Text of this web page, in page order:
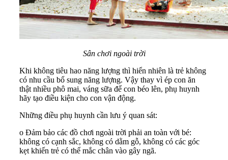
Sân chơi ngoài trời
Khi không tiêu hao năng lượng thì hiển nhiên là trẻ không
có nhu cầu bổ sung năng lượng. Vậy thay vì ép con ăn
thật nhiều phô mai, váng sữa để con béo lên, phụ huynh
hãy tạo điều kiện cho con vận động.
Những điều phụ huynh cần lưu ý quan sát:
o Đảm bảo các đồ chơi ngoài trời phải an toàn với bé:
không có cạnh sắc, không có dằm gỗ, không có các góc
kẹt khiến trẻ có thể mắc chân vào gây ngã.